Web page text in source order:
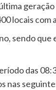
locais com
sendo que
das
nas